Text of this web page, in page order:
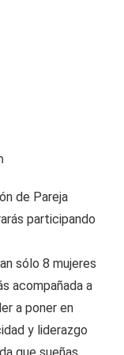
de Pareja
participando
sólo 8 mujeres
acompañada a
a poner en
y liderazgo